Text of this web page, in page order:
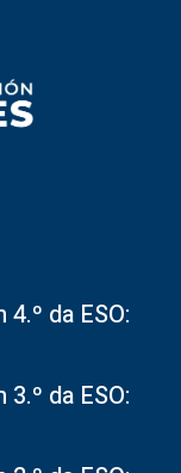
da ESO:
da ESO: